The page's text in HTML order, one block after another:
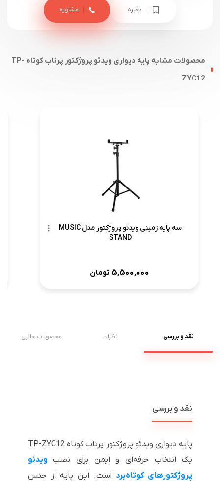
ذخیره مشاوره
محصولات مشابه پایه دیواری ویدئو پروژکتور پرتاب کوتاه TP-
ZYC12
سه پایه زمینی ویدئو پروژکتور مدل MUSIC
STAND
5,500,000 تومان
نقد و بررسی نظرات محصولات جانبی
نقد و بررسی
پایه دیواری ویدئو پروژکتور پرتاب کوتاه TP-ZYC12
یک انتخاب حرفه‌ای و ایمن برای نصب ویدئو
پروژکتورهای کوتاه‌برد است. این پایه از جنس